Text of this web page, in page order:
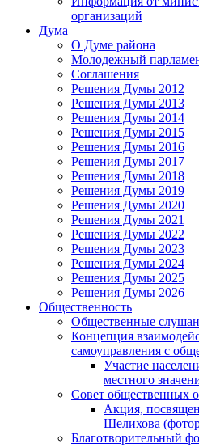
организаций
Дума
О Думе района
Молодежный
Соглашения
Решения Думы 2012
Решения Думы 2013
Решения Думы 2014
Решения Думы 2015
Решения Думы 2016
Решения Думы 2017
Решения Думы 2018
Решения Думы 2019
Решения Думы 2020
Решения Думы 2021
Решения Думы 2022
Решения Думы 2023
Решения Думы 2024
Решения Думы 2025
Решения Думы 2026
Общественность
Общественные
Концепция
самоуправления с
Участие
местного
Совет общественных
Акция,
Шелихова
Благотворительный